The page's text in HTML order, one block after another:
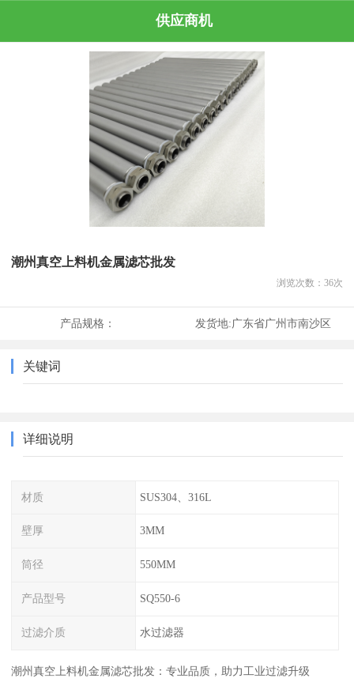
供应商机
潮州真空上料机金属滤芯批发
浏览次数： 36次
产品规格： 发货地:广东省广州市南沙区
关键词
详细说明
材质 SUS304、316L
壁厚 3MM
筒径 550MM
产品型号 SQ550-6
过滤介质 水过滤器
潮州真空上料机金属滤芯批发：专业品质，助力工业过滤升级